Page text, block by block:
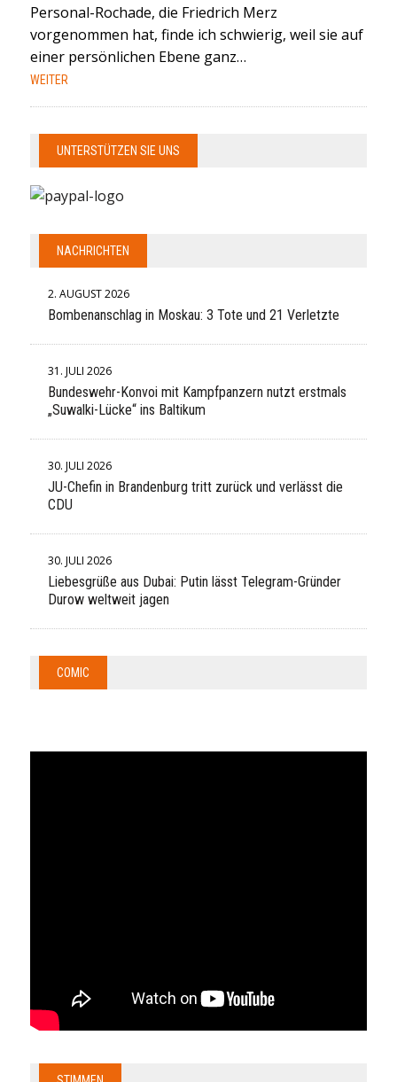
Personal-Rochade, die Friedrich Merz
vorgenommen hat, finde ich schwierig, weil sie auf
einer persönlichen Ebene ganz…
WEITER
UNTERSTÜTZEN SIE UNS
NACHRICHTEN
2. AUGUST 2026
Bombenanschlag in Moskau: 3 Tote und 21 Verletzte
31. JULI 2026
Bundeswehr-Konvoi mit Kampfpanzern nutzt erstmals
„Suwalki-Lücke“ ins Baltikum
30. JULI 2026
JU-Chefin in Brandenburg tritt zurück und verlässt die
CDU
30. JULI 2026
Liebesgrüße aus Dubai: Putin lässt Telegram-Gründer
Durow weltweit jagen
COMIC